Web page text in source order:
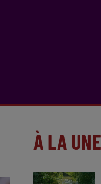
À LA UNE